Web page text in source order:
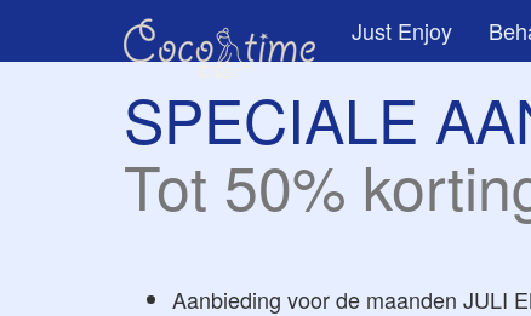
Just Enjoy
SPECIALE
Tot 50%
Aanbieding voor de maanden JULI